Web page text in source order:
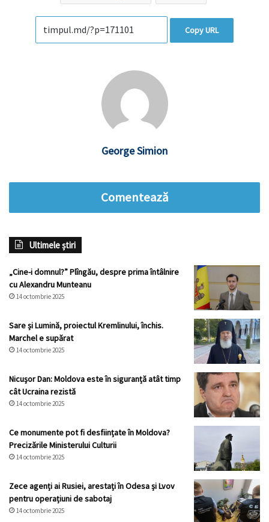
Copy URL
George Simion
Comentează
Ultimele știri
„Cine-i domnul?” Plîngău, despre prima întâlnire
cu Alexandru Munteanu
14 octombrie 2025
Sare și Lumină, proiectul Kremlinului, închis.
Marchel e supărat
14 octombrie 2025
Nicuşor Dan: Moldova este în siguranță atât timp
cât Ucraina rezistă
14 octombrie 2025
Ce monumente pot fi desființate în Moldova?
Precizările Ministerului Culturii
14 octombrie 2025
Zece agenți ai Rusiei, arestați în Odesa și Lvov
pentru operațiuni de sabotaj
14 octombrie 2025